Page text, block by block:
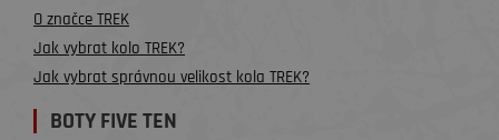
O značce TREK
Jak vybrat kolo TREK?
Jak vybrat správnou velikost kola TREK?
BOTY FIVE TEN